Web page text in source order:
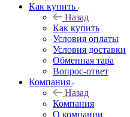
Как купить
Назад
Как купить
Условия оплаты
Условия доставки
Обменная тара
Вопрос-ответ
Компания
Назад
Компания
О компании